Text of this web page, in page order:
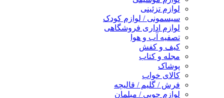
لوازم تزئینی
سیسمونی / لوازم کودک
لوازم اداری فروشگاهی
تصفیه آب و هوا
کیف و کفش
مجله و کتاب
پوشاک
کالای خواب
فرش / گلیم / قالیچه
لوازم چوبی / مبلمان